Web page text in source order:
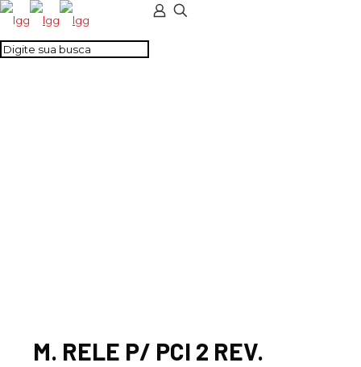
M. RELE P/ PCI 2 REV.